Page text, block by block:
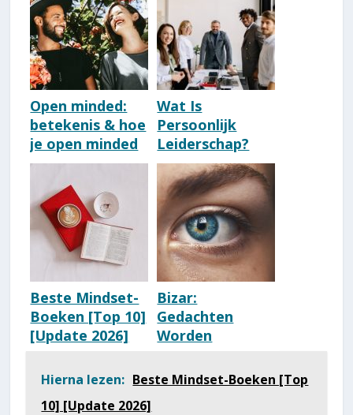
Open minded:
betekenis & hoe
je open minded
wordt
[Nederlands]
Wat Is
Persoonlijk
Leiderschap?
[Uitleg,
Betekenis &
Voorbeelden]
Beste Mindset-
Boeken [Top 10]
[Update 2026]
Bizar:
Gedachten
Worden
[De Kracht Van
Gedachten]
Hierna lezen: Beste Mindset-Boeken [Top
10] [Update 2026]